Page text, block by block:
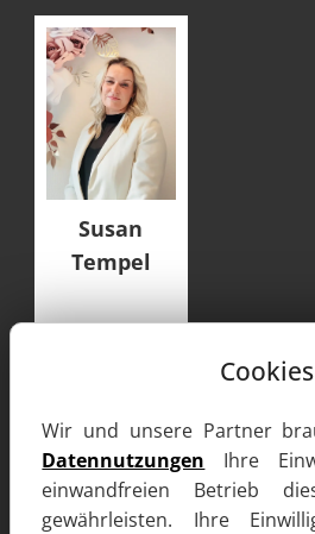
Susan
Tempel
Cookies
Wir und unsere Partner
Datennutzungen Ihre
einwandfreien Betrieb
gewährleisten. Ihre